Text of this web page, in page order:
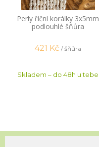
Perly říční korálky 3x5mm
podlouhlé šňůra
421 Kč / šňůra
Skladem – do 48h u tebe